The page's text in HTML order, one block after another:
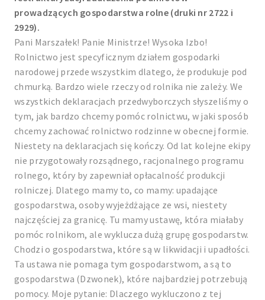
prowadzących gospodarstwa rolne (druki nr 2722 i
2929).
Pani Marszałek! Panie Ministrze! Wysoka Izbo!
Rolnictwo jest specyficznym działem gospodarki
narodowej przede wszystkim dlatego, że produkuje pod
chmurką. Bardzo wiele rzeczy od rolnika nie zależy. We
wszystkich deklaracjach przedwyborczych słyszeliśmy o
tym, jak bardzo chcemy pomóc rolnictwu, w jaki sposób
chcemy zachować rolnictwo rodzinne w obecnej formie.
Niestety na deklaracjach się kończy. Od lat kolejne ekipy
nie przygotowały rozsądnego, racjonalnego programu
rolnego, który by zapewniał opłacalność produkcji
rolniczej. Dlatego mamy to, co mamy: upadające
gospodarstwa, osoby wyjeżdżające ze wsi, niestety
najczęściej za granicę. Tu mamy ustawę, która miałaby
pomóc rolnikom, ale wyklucza dużą grupę gospodarstw.
Chodzi o gospodarstwa, które są w likwidacji i upadłości.
Ta ustawa nie pomaga tym gospodarstwom, a są to
gospodarstwa (Dzwonek), które najbardziej potrzebują
pomocy. Moje pytanie: Dlaczego wykluczono z tej